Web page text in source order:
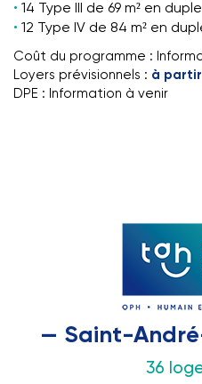
14 Type III de 69 m² en
12 Type IV de 84 m² en
Coût du programme :
Loyers prévisionnels : à
DPE : Information à venir
— Saint-
36